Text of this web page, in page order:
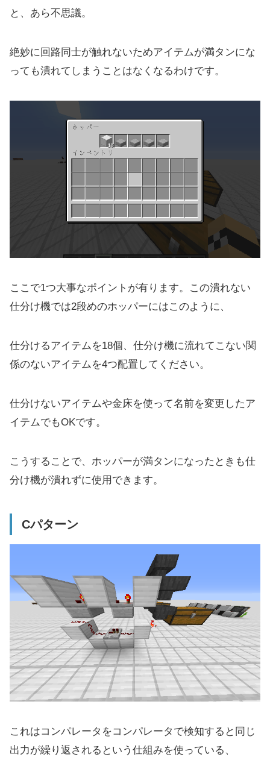
と、あら不思議。
絶妙に回路同士が触れないためアイテムが満タンにな
っても潰れてしまうことはなくなるわけです。
ここで1つ大事なポイントが有ります。この潰れない
仕分け機では2段めのホッパーにはこのように、
仕分けるアイテムを18個、仕分け機に流れてこない関
係のないアイテムを4つ配置してください。
仕分けないアイテムや金床を使って名前を変更したア
イテムでもOKです。
こうすることで、ホッパーが満タンになったときも仕
分け機が潰れずに使用できます。
Cパターン
これはコンパレータをコンパレータで検知すると同じ
出力が繰り返されるという仕組みを使っている、